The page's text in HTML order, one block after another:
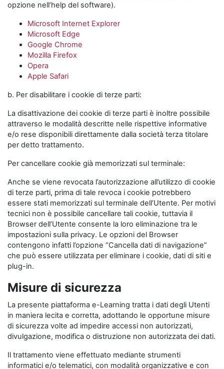
opzione nell’help del software).
Microsoft Internet Explorer
Microsoft Edge
Google Chrome
Mozilla Firefox
Opera
Apple Safari
b. Per disabilitare i cookie di terze parti:
La disattivazione dei cookie di terze parti è inoltre possibile
attraverso le modalità descritte nelle rispettive informative
e/o rese disponibili direttamente dalla società terza titolare
per detto trattamento.
Per cancellare cookie già memorizzati sul terminale:
Anche se viene revocata l’autorizzazione all’utilizzo di cookie
di terze parti, prima di tale revoca i cookie potrebbero
essere stati memorizzati sul terminale dell’Utente. Per motivi
tecnici non è possibile cancellare tali cookie, tuttavia il
Browser dell’Utente consente la loro eliminazione tra le
impostazioni sulla privacy. Le opzioni del Browser
contengono infatti l’opzione “Cancella dati di navigazione”
che può essere utilizzata per eliminare i cookie, dati di siti e
plug-in.
Misure di sicurezza
La presente piattaforma e-Learning tratta i dati degli Utenti
in maniera lecita e corretta, adottando le opportune misure
di sicurezza volte ad impedire accessi non autorizzati,
divulgazione, modifica o distruzione non autorizzata dei dati.
Il trattamento viene effettuato mediante strumenti
informatici e/o telematici, con modalità organizzative e con